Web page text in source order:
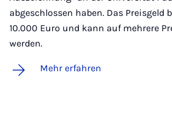
abgeschlossen haben. Das Preisgeld
10.000 Euro und kann auf mehrere
werden.
Mehr erfahren